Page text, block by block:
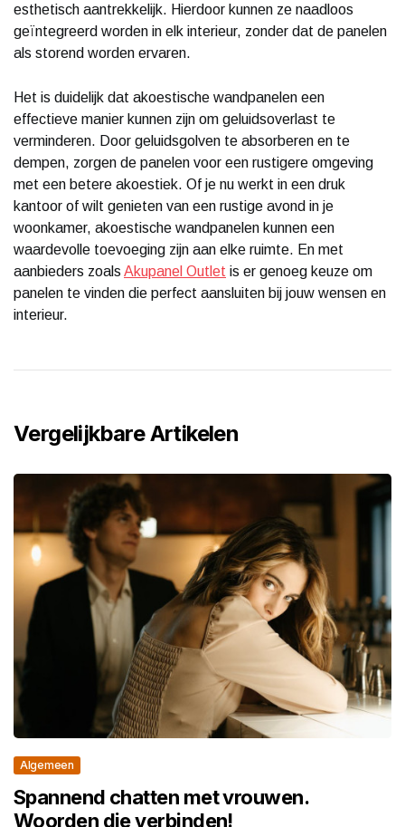
esthetisch aantrekkelijk. Hierdoor kunnen ze naadloos
geïntegreerd worden in elk interieur, zonder dat de panelen
als storend worden ervaren.
Het is duidelijk dat akoestische wandpanelen een
effectieve manier kunnen zijn om geluidsoverlast te
verminderen. Door geluidsgolven te absorberen en te
dempen, zorgen de panelen voor een rustigere omgeving
met een betere akoestiek. Of je nu werkt in een druk
kantoor of wilt genieten van een rustige avond in je
woonkamer, akoestische wandpanelen kunnen een
waardevolle toevoeging zijn aan elke ruimte. En met
aanbieders zoals Akupanel Outlet is er genoeg keuze om
panelen te vinden die perfect aansluiten bij jouw wensen en
interieur.
Vergelijkbare Artikelen
Algemeen
Spannend chatten met vrouwen.
Woorden die verbinden!